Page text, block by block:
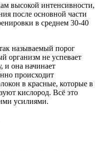
высокой интенсивности,
после основной части
в среднем 30-40
называемый порог
организм не успевает
и она начинает
происходит
в красные, которые в
кислород. Всё это
усилиями.